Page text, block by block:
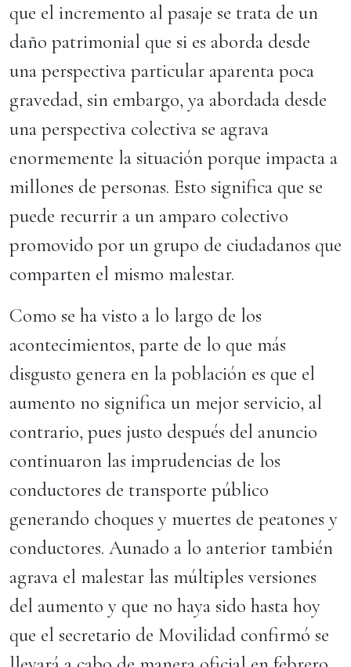
que el incremento al pasaje se trata de un
daño patrimonial que si es aborda desde
una perspectiva particular aparenta poca
gravedad, sin embargo, ya abordada desde
una perspectiva colectiva se agrava
enormemente la situación porque impacta a
millones de personas. Esto significa que se
puede recurrir a un amparo colectivo
promovido por un grupo de ciudadanos que
comparten el mismo malestar.
Como se ha visto a lo largo de los
acontecimientos, parte de lo que más
disgusto genera en la población es que el
aumento no significa un mejor servicio, al
contrario, pues justo después del anuncio
continuaron las imprudencias de los
conductores de transporte público
generando choques y muertes de peatones y
conductores. Aunado a lo anterior también
agrava el malestar las múltiples versiones
del aumento y que no haya sido hasta hoy
que el secretario de Movilidad confirmó se